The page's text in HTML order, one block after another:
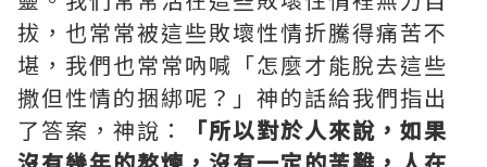
拔，也常常被這些敗壞性情折騰得痛苦不
堪，我們也常常吶喊「怎麼才能脫去這些
撒但性情的捆綁呢？」神的話給我們指出
了答案，神說：
「所以對於人來說，如果